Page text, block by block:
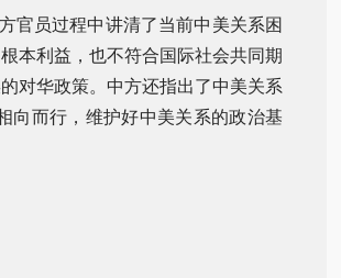
官员过程中讲清了当前中美关系困
本利益，也不符合国际社会共同期
对华政策。中方还指出了中美关系
向而行，维护好中美关系的政治基